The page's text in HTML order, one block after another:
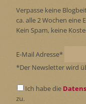
Verpasse keine
ca. alle 2 Wochen eine
Kein Spam, keine
E-Mail Adresse*
*Der Newsletter wird
Ich habe die
zu.